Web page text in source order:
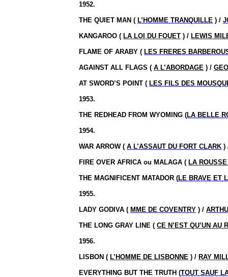
1952.
THE QUIET MAN ( L’HOMME TRANQUILLE ) /
KANGAROO ( LA LOI DU FOUET ) / LEWIS
FLAME OF ARABY ( LES FRERES
AGAINST ALL FLAGS (A L’ABORDAGE ) /
AT SWORD’S POINT ( LES FILS DES
1953.
THE REDHEAD FROM WYOMING (LA BELLE
1954.
WAR ARROW (A L’ASSAUT DU FORT CLARK )
FIRE OVER AFRICA ou MALAGA ( LA
THE MAGNIFICENT MATADOR (LE BRAVE ET
1955.
LADY GODIVA ( MME DE COVENTRY ) /
THE LONG GRAY LINE (CE N’EST QU’UN AU
1956.
LISBON ( L’HOMME DE LISBONNE ) / RAY
EVERYTHING BUT THE TRUTH (TOUT SAUF